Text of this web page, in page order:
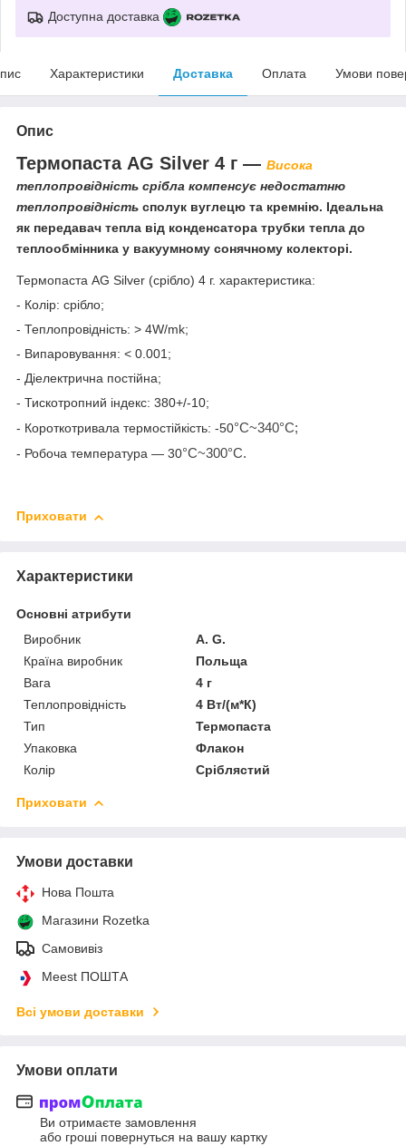
Доступна доставка
Характеристики Доставка Оплата Умови
Опис
Термопаста AG Silver 4 г — Висока
теплопровідність срібла компенсує недостатню
теплопровідність сполук вуглецю та кремнію. Ідеальна
як передавач тепла від конденсатора трубки тепла до
теплообмінника у вакуумному сонячному колекторі.
Термопаста AG Silver (срібло) 4 г. характеристика:
- Колір: срібло;
- Теплопровідність: > 4W/mk;
- Випаровування: < 0.001;
- Діелектрична постійна;
- Тискотропний індекс: 380+/-10;
- Короткотривала термостійкість: -50°C~340°C;
- Робоча температура — 30°C~300°C.
Приховати
Характеристики
Основні атрибути
Виробник
A. G.
Країна виробник
Польща
Вага
4 г
Теплопровідність
4 Вт/(м*К)
Тип
Термопаста
Упаковка
Флакон
Колір
Сріблястий
Приховати
Умови доставки
Нова Пошта
Магазини Rozetka
Самовивіз
Meest ПОШТА
Всі умови доставки
Умови оплати
Ви отримаєте замовлення
або гроші повернуться на вашу картку